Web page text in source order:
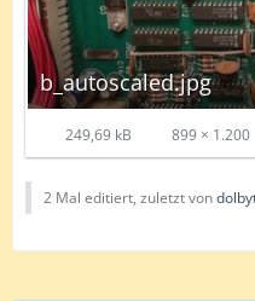
b_autoscaled.jpg
249,69 kB 899 × 1.200
2 Mal editiert, zuletzt von